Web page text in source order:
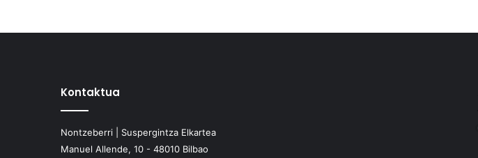
Kontaktua
Nontzeberri | Suspergintza Elkartea
Manuel Allende, 10 - 48010 Bilbao